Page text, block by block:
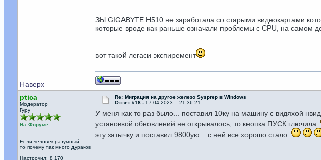
ЗЫ GIGABYTE H510 не заработала со старыми видеокартами
которые вроде как раньше означали проблемы с CPU, на самом
вот такой легаси экспиремент
Наверх
ptica
Модератор
Гуру
На Форуме
Если человек разумный,
то почему так много дураков
Настрочил: 8 170
Re: Миграция на другое железо Sysprep в Windows
Ответ #18 - 17.04.2023 :: 21:36:21
У меня как то раз было... поставил 10ку на машину с видяхой
установкой обновлений не открывалось, то кнопка ПУСК глючила
эту затычку и поставил 9800ую... с ней все хорошо стало